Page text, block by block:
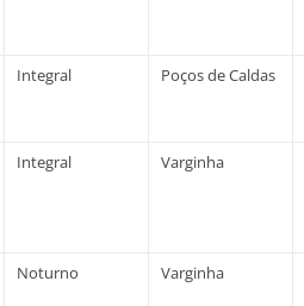
Integral Poços de Caldas
Integral Varginha
Noturno Varginha